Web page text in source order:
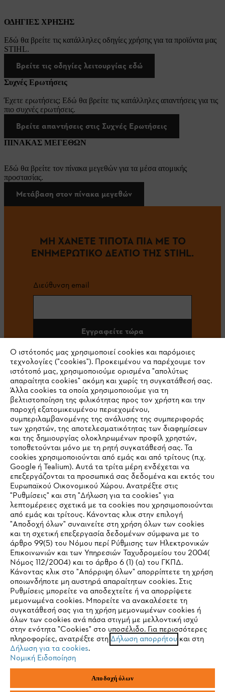
ΟΔΗΓΙΕΣ ΧΡΗΣΗΣ
Εδώ θα βρείτε τις κατάλληλες οδηγίες χρήσης για τα προϊόντα μας
STIHL.
Βρείτε τις οδηγίες λειτουργίας εδώ
Συχνές Ερωτήσεις
Έχετε ερωτήσεις; Εδώ θα βρείτε τις κατάλληλες απαντήσεις για τις
πιο συχνές ερωτήσεις.
Βρείτε απαντήσεις στις Συχνές Ερωτήσεις
ΠΙΝΑΚΑΣ ΜΕΓΕΘΩΝ
Εδώ θα βρείτε τον πίνακα μεγεθών για τα μέσα ατομικής
προστασίας.
Μετάβαση στον πίνακα μεγεθών
ΜΗ ΧΑΝΕΤΕ ΤΙΠΟΤΑ ΠΙΑ ΜΕ ΤΟ
ΕΝΗΜΕΡΩΤΙΚΟ ΔΕΛΤΙΟ ΤΗΣ STIHL.
Διεύθυνση email
Εγγραφείτε τώρα
#STIHL
Εταιρεία
STIHL Συχνές ερωτήσεις
Service
Πολιτική απορρήτου Νομικό κείμενο Cookies
Νομικές πληροφορίες
ANDREAS STIHL ΜΟΝΟΠΡΟΣΩΠΗ Α.Ε.
ΑΓ. ΑΝΔΡΕΟΥ 51 ΠΑΛΛΟΥΡΙΩΤΙΣΣΑ
1041 ΛΕΥΚΩΣΙΑ
IHR BROWSER WIRD NICHT
UNTERSTÜTZT
Sie nutzen einen Browser, den wir noch nicht unterstützen. Für
eine optimale Nutzung unserer Seite empfehlen wir Ihnen, zu
einem der folgenden Browser zu wechseln:
Firefox Chrome
Ο ιστότοπός μας χρησιμοποιεί cookies και παρόμοιες
τεχνολογίες ("cookies"). Προκειμένου να παρέχουμε τον
ιστότοπό μας, χρησιμοποιούμε ορισμένα "απολύτως
απαραίτητα cookies" ακόμη και χωρίς τη συγκατάθεσή σας.
Άλλα cookies τα οποία χρησιμοποιούμε για τη
βελτιστοποίηση της φιλικότητας προς τον χρήστη και την
παροχή εξατομικευμένου περιεχομένου,
συμπεριλαμβανομένης της ανάλυσης της συμπεριφοράς
των χρηστών, της αποτελεσματικότητας των διαφημίσεων
και της δημιουργίας ολοκληρωμένων προφίλ χρηστών,
τοποθετούνται μόνο με τη ρητή συγκατάθεσή σας. Τα
cookies χρησιμοποιούνται από εμάς και από τρίτους (π.χ.
Google ή Tealium). Αυτά τα τρίτα μέρη ενδέχεται να
επεξεργάζονται τα προσωπικά σας δεδομένα και εκτός του
Ευρωπαϊκού Οικονομικού Χώρου. Ανατρέξτε στις
"Ρυθμίσεις" και στη "Δήλωση για τα cookies" για
λεπτομέρειες σχετικά με τα cookies που χρησιμοποιούνται
από εμάς και τρίτους. Κάνοντας κλικ στην επιλογή
"Αποδοχή όλων" συναινείτε στη χρήση όλων των cookies
και τη σχετική επεξεργασία δεδομένων σύμφωνα με το
άρθρο 99(5) του Νόμου περί Ρύθμισης των Ηλεκτρονικών
Επικοινωνιών και των Υπηρεσιών Ταχυδρομείου του 2004(
Νόμος 112/2004) και το άρθρο 6 (1) (α) του ΓΚΠΔ.
Κάνοντας κλικ στο "Απόρριψη όλων" απορρίπτετε τη χρήση
οποιωνδήποτε μη αυστηρά απαραίτητων cookies. Στις
Ρυθμίσεις μπορείτε να αποδεχτείτε ή να απορρίψετε
μεμονωμένα cookies. Μπορείτε να ανακαλέσετε τη
συγκατάθεσή σας για τη χρήση μεμονωμένων cookies ή
όλων των cookies ανά πάσα στιγμή με μελλοντική ισχύ
στην ενότητα "Cookies" στο υποσέλιδο. Για περισσότερες
πληροφορίες, ανατρέξτε στηΔήλωση απορρήτου και στη
Δήλωση για τα cookies.
Νομική Ειδοποίηση
Αποδοχή όλων